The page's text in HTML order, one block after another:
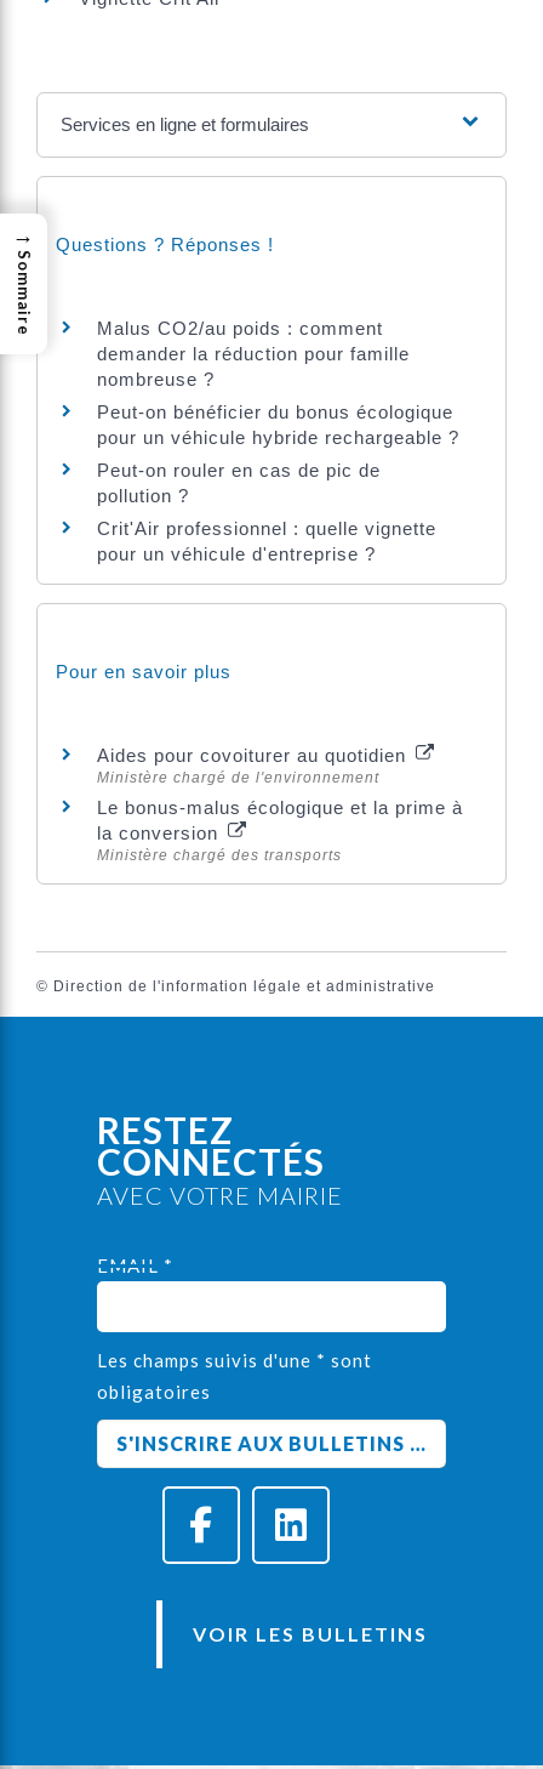
Services en ligne et formulaires
Questions ? Réponses !
Malus CO2/au poids : comment
demander la réduction pour famille
nombreuse ?
Peut-on bénéficier du bonus écologique
pour un véhicule hybride rechargeable ?
Peut-on rouler en cas de pic de
pollution ?
Crit'Air professionnel : quelle vignette
pour un véhicule d'entreprise ?
Pour en savoir plus
Aides pour covoiturer au quotidien
Ministère chargé de l'environnement
Le bonus-malus écologique et la prime à
la conversion
Ministère chargé des transports
© Direction de l'information légale et administrative
RESTEZ
CONNECTÉS
AVEC VOTRE MAIRIE
EMAIL *
Les champs suivis d'une * sont
obligatoires
VOIR LES BULLETINS
→
Sommaire